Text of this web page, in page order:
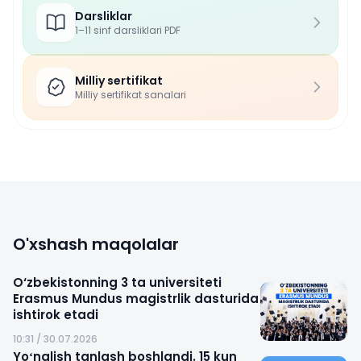
Darsliklar
1–11 sinf darsliklari PDF
Milliy sertifikat
Milliy sertifikat sanalari
O'xshash maqolalar
O‘zbekistonning 3 ta universiteti
Erasmus Mundus magistrlik dasturida
ishtirok etadi
10:31 / 30.07.2026
Yoʻnalish tanlash boshlandi. 15 kun